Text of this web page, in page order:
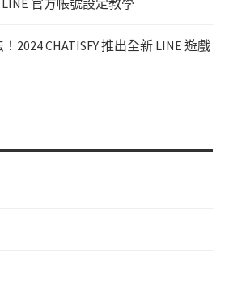
LINE 官方帳號設定教學
2024 CHATISFY 推出全新 LINE 遊戲